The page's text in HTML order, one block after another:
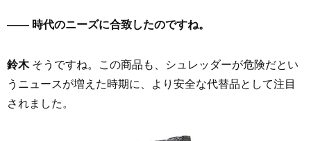
—— 時代のニーズに合致したのですね。
鈴木そうですね。この商品も、シュレッダーが危険だとい
うニュースが増えた時期に、より安全な代替品として注目
されました。